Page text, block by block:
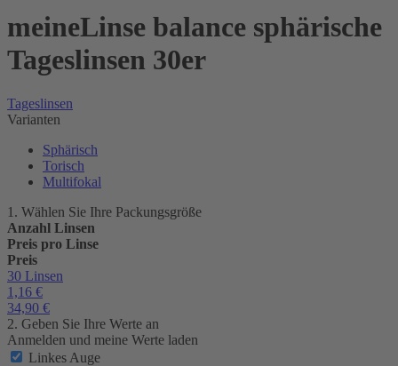
meineLinse balance sphärische
Tageslinsen 30er
Tageslinsen
Varianten
Sphärisch
Torisch
Multifokal
1. Wählen Sie Ihre Packungsgröße
Anzahl Linsen
Preis pro Linse
Preis
30 Linsen
1,16 €
34,90 €
2. Geben Sie Ihre Werte an
Anmelden und meine Werte laden
Linkes Auge